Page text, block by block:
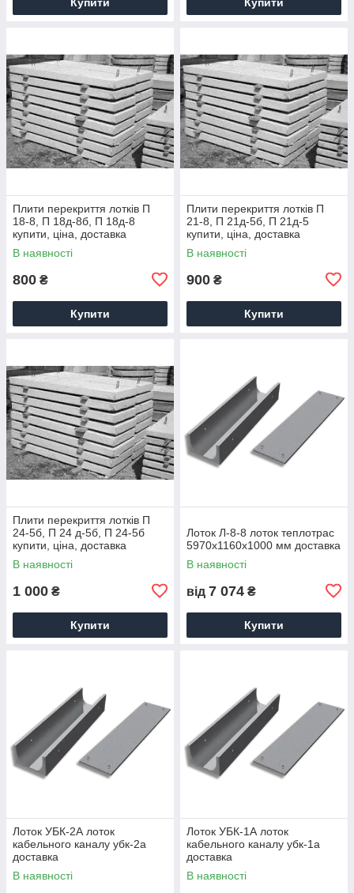
Плити перекриття лотків П
18-8, П 18д-8б, П 18д-8
купити, ціна, доставка
В наявності
800 ₴
Купити
Плити перекриття лотків П
21-8, П 21д-5б, П 21д-5
купити, ціна, доставка
В наявності
900 ₴
Купити
Плити перекриття лотків П
24-5б, П 24 д-5б, П 24-5б
купити, ціна, доставка
В наявності
1 000 ₴
Купити
Лоток Л-8-8 лоток теплотрас
5970х1160х1000 мм доставка
В наявності
від 7 074 ₴
Купити
Лоток УБК-2А лоток
кабельного каналу убк-2а
доставка
В наявності
Лоток УБК-1А лоток
кабельного каналу убк-1а
доставка
В наявності